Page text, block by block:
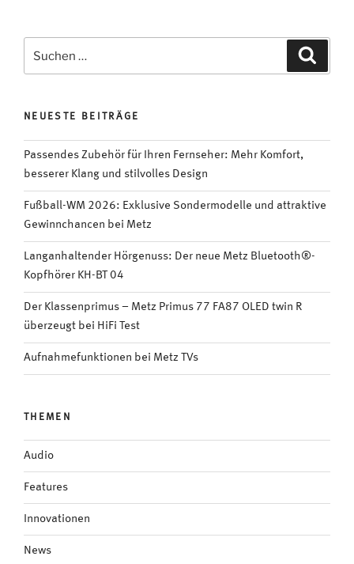
nach:
NEUESTE BEITRÄGE
Passendes Zubehör für Ihren Fernseher: Mehr Komfort,
besserer Klang und stilvolles Design
Fußball-WM 2026: Exklusive Sondermodelle und attraktive
Gewinnchancen bei Metz
Langanhaltender Hörgenuss: Der neue Metz Bluetooth®-
Kopfhörer KH-BT 04
Der Klassenprimus – Metz Primus 77 FA87 OLED twin R
überzeugt bei HiFi Test
Aufnahmefunktionen bei Metz TVs
THEMEN
Audio
Features
Innovationen
News